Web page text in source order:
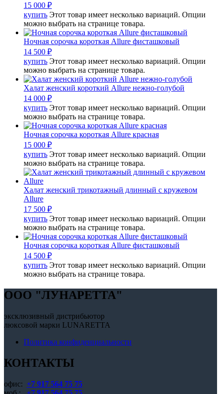
15 000 ₽
купить Этот товар имеет несколько вариаций. Опции
можно выбрать на странице товара.
Ночная сорочка короткая Allure фисташковый
14 500 ₽
купить Этот товар имеет несколько вариаций. Опции
можно выбрать на странице товара.
Халат женский короткий Allure нежно-голубой
14 000 ₽
купить Этот товар имеет несколько вариаций. Опции
можно выбрать на странице товара.
Ночная сорочка короткая Allure красная
15 000 ₽
купить Этот товар имеет несколько вариаций. Опции
можно выбрать на странице товара.
Халат женский трикотажный длинный с кружевом
Allure
17 500 ₽
купить Этот товар имеет несколько вариаций. Опции
можно выбрать на странице товара.
Ночная сорочка короткая Allure фисташковый
14 500 ₽
купить Этот товар имеет несколько вариаций. Опции
можно выбрать на странице товара.
OOO "ЛУНАРЕТТА"
эксклюзивный дистрибьютор
люксовой марки LUNARETTA
Политика конфиденциальности
КОНТАКТЫ
офис: +7 917 564 75 75